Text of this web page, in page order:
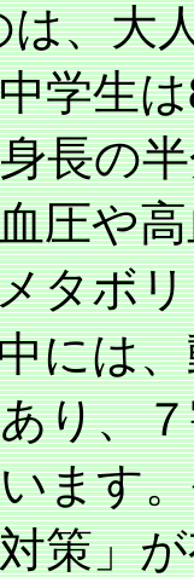
、大
学生は
長の
圧や
タボ
には
り、
ます
策」